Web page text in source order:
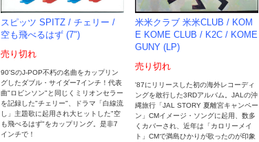
スピッツ SPITZ / チェリー /
空も飛べるはず (7")
売り切れ
90'SのJ-POP不朽の名曲をカップリン
グしたダブル・サイダー7インチ！代表
曲"ロビンソン"と同じくミリオンセラー
を記録した"チェリー"、ドラマ「白線流
し」主題歌に起用され大ヒットした"空
も飛べるはず"をカップリング。是非7
インチで！
米米クラブ 米米CLUB / KOM
E KOME CLUB / K2C / KOME
GUNY (LP)
売り切れ
'87にリリースした初の海外レコーディ
ングを敢行した3RDアルバム。JALの沖
縄旅行「JAL STORY 夏離宮キャンペー
ン」CMイメージ・ソングに起用、数多
くカバーされ、近年は「カロリーメイ
ト」CMで満島ひかりが歌ったのが印象